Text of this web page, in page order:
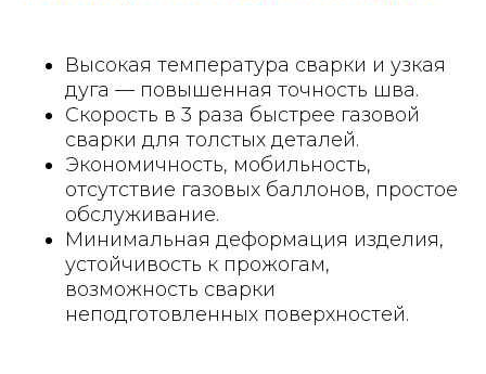
Высокая температура сварки и узкая
дуга — повышенная точность шва.
Скорость в 3 раза быстрее газовой
сварки для толстых деталей.
Экономичность, мобильность,
отсутствие газовых баллонов, простое
обслуживание.
Минимальная деформация изделия,
устойчивость к прожогам,
возможность сварки
неподготовленных поверхностей.